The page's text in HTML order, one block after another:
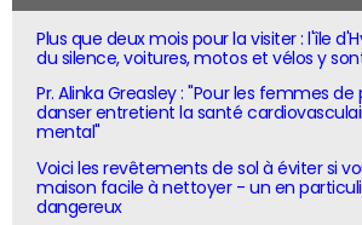
Plus que deux mois pour la visiter : l'île
du silence, voitures, motos et vélos y
Pr. Alinka Greasley : "Pour les femmes de
danser entretient la santé
mental"
Voici les revêtements de sol à éviter si
maison facile à nettoyer - un en
dangereux